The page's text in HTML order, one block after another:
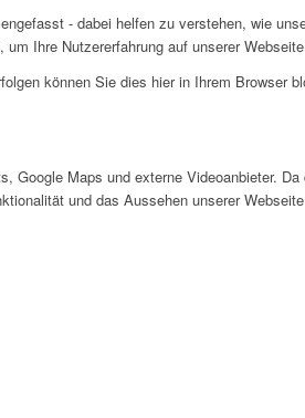
- dabei helfen zu verstehen, wie
Ihre Nutzererfahrung auf unserer
können Sie dies hier in Ihrem Browser
Google Maps und externe Videoanbieter.
und das Aussehen unserer